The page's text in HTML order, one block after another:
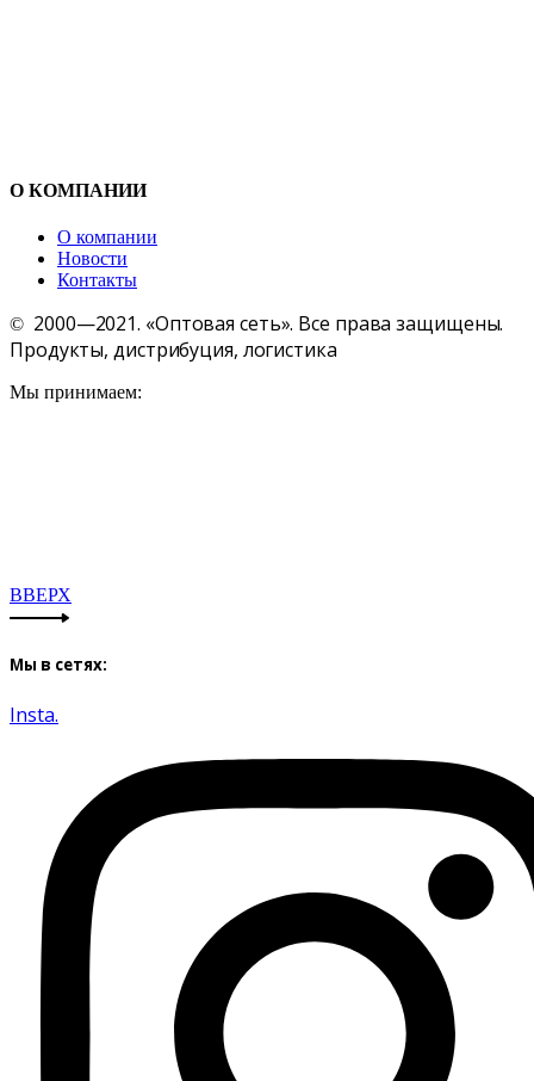
О КОМПАНИИ
О компании
Новости
Контакты
© 2000—2021. «Оптовая сеть». Все права защищены.
Продукты, дистрибуция, логистика
Мы принимаем:
ВВЕРХ
Мы в сетях:
Insta.